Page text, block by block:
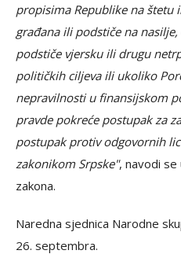
propisima Republike na štetu
građana ili podstiče na
podstiče vjersku ili drugu
političkih ciljeva ili ukoliko
nepravilnosti u finansijskom
pravde pokreće postupak za
postupak protiv odgovornih
zakonikom Srpske", navodi
zakona.
Naredna sjednica Narodne
26. septembra.